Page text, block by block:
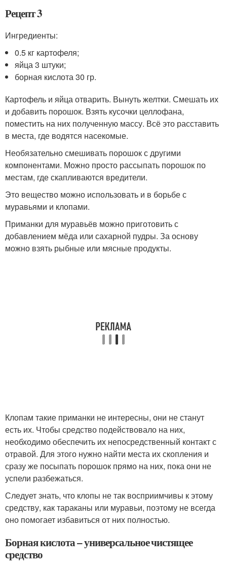
Рецепт 3
Ингредиенты:
0.5 кг картофеля;
яйца 3 штуки;
борная кислота 30 гр.
Картофель и яйца отварить. Вынуть желтки. Смешать их
и добавить порошок. Взять кусочки целлофана,
поместить на них полученную массу. Всё это расставить
в места, где водятся насекомые.
Необязательно смешивать порошок с другими
компонентами. Можно просто рассыпать порошок по
местам, где скапливаются вредители.
Это вещество можно использовать и в борьбе с
муравьями и клопами.
Приманки для муравьёв можно приготовить с
добавлением мёда или сахарной пудры. За основу
можно взять рыбные или мясные продукты.
Клопам такие приманки не интересны, они не станут
есть их. Чтобы средство подействовало на них,
необходимо обеспечить их непосредственный контакт с
отравой. Для этого нужно найти места их скопления и
сразу же посыпать порошок прямо на них, пока они не
успели разбежаться.
Следует знать, что клопы не так восприимчивы к этому
средству, как тараканы или муравьи, поэтому не всегда
оно помогает избавиться от них полностью.
Борная кислота – универсальное чистящее
средство